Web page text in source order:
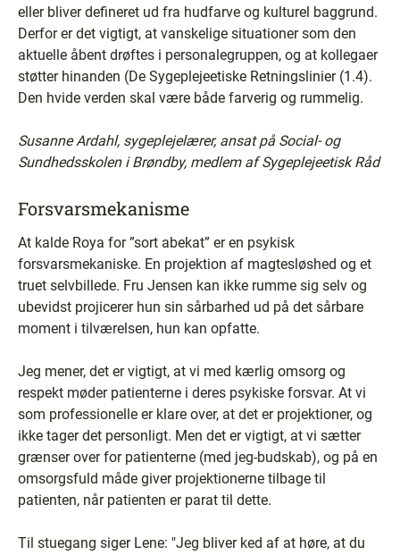
eller bliver defineret ud fra hudfarve og kulturel baggrund.
Derfor er det vigtigt, at vanskelige situationer som den
aktuelle åbent drøftes i personalegruppen, og at kollegaer
støtter hinanden (De Sygeplejeetiske Retningslinier (1.4).
Den hvide verden skal være både farverig og rummelig.
Susanne Ardahl, sygeplejelærer, ansat på Social- og
Sundhedsskolen i Brøndby, medlem af Sygeplejeetisk Råd
Forsvarsmekanisme
At kalde Roya for ”sort abekat” er en psykisk
forsvarsmekaniske. En projektion af magtesløshed og et
truet selvbillede. Fru Jensen kan ikke rumme sig selv og
ubevidst projicerer hun sin sårbarhed ud på det sårbare
moment i tilværelsen, hun kan opfatte.
Jeg mener, det er vigtigt, at vi med kærlig omsorg og
respekt møder patienterne i deres psykiske forsvar. At vi
som professionelle er klare over, at det er projektioner, og
ikke tager det personligt. Men det er vigtigt, at vi sætter
grænser over for patienterne (med jeg-budskab), og på en
omsorgsfuld måde giver projektionerne tilbage til
patienten, når patienten er parat til dette.
Til stuegang siger Lene: "Jeg bliver ked af at høre, at du